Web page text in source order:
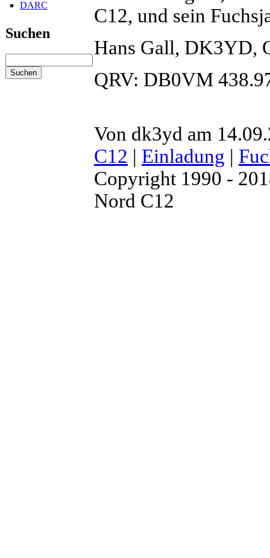
DARC
Suchen
C12, und sein
Hans Gall, DK3YD,
QRV: DB0VM
Von dk3yd am
C12 | Einladung |
Copyright 1990 -
Nord C12